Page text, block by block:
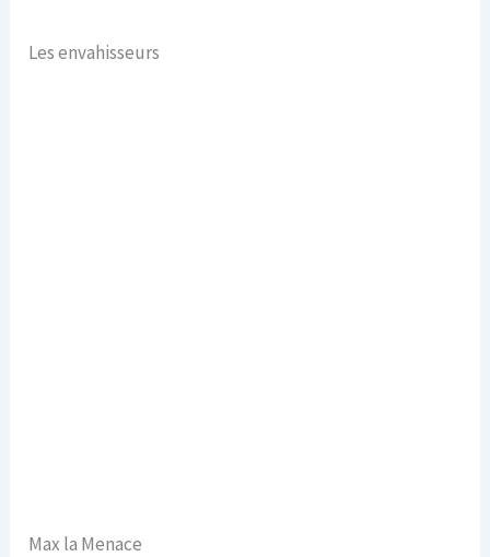
Les envahisseurs
Max la Menace